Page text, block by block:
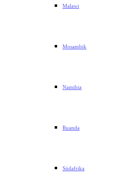
Malawi
Mosambik
Namibia
Ruanda
Südafrika